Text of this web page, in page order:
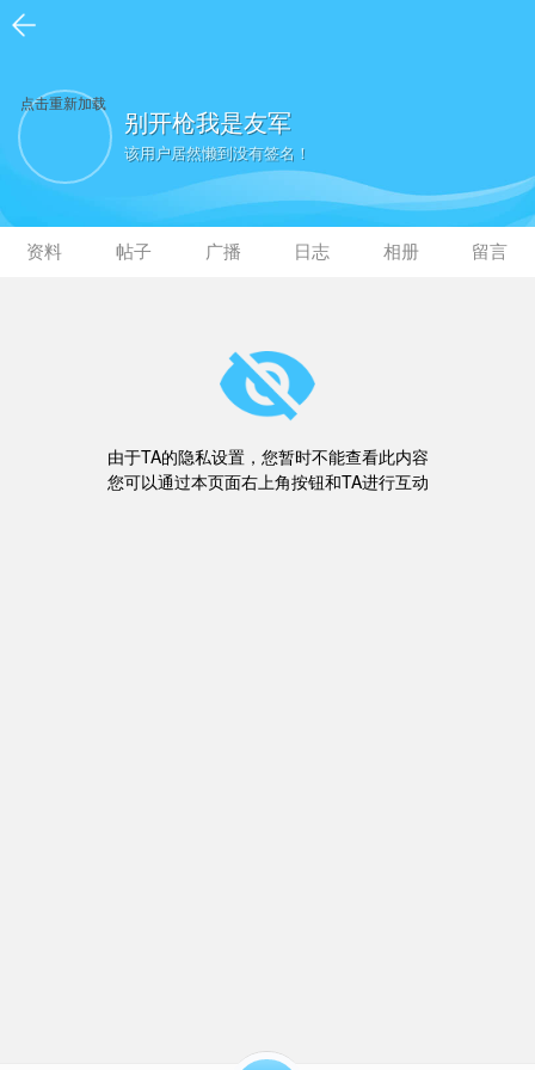
点击重新加载
别开枪我是友军
该用户居然懒到没有签名！
资料 帖子 广播 日志 相册 留言
由于TA的隐私设置，您暂时不能查看此内容
您可以通过本页面右上角按钮和TA进行互动